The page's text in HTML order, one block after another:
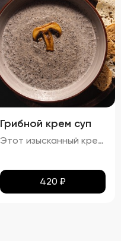
Грибной крем суп
Этот изысканный крем-суп отличается гладкой, бархатистой текстурой, которая обволакивает ваши вкусовые рецепторы. Насыщенный аромат грибов сочетается с мягкими сливочными нотами, создавая гармоничное сочетание вкусов. Поверхность крема украшена капельками зелёного масла и мелко нарезанной зеленью, что добавляет блюду утончённости. Подается с хрустящими гренками, идеально дополняющими нежную текстуру супа.
420 ₽